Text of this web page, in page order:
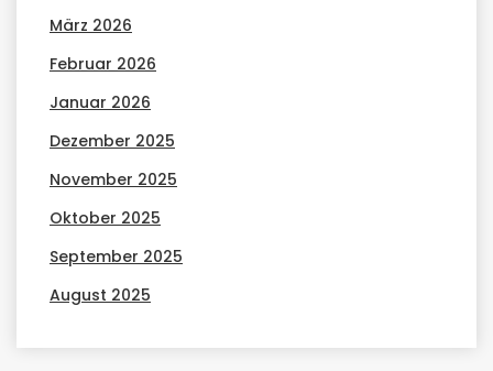
März 2026
Februar 2026
Januar 2026
Dezember 2025
November 2025
Oktober 2025
September 2025
August 2025